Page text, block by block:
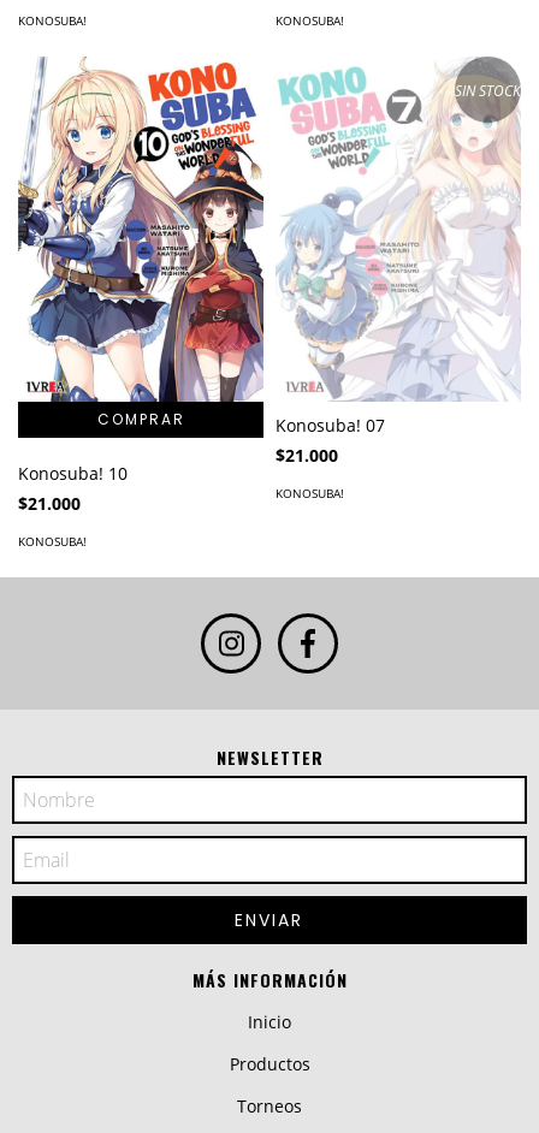
KONOSUBA! KONOSUBA!
Konosuba! 10
$21.000
KONOSUBA!
SIN STOCK
Konosuba! 07
$21.000
KONOSUBA!
NEWSLETTER
MÁS INFORMACIÓN
Inicio
Productos
Torneos